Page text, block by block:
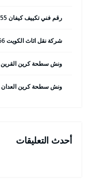
رقم فني تكييف كيفان 98025055 فني تكييف مركزي 24 ساعة
شركة نقل اثاث الكويت 50993766 هاف لوري وانيت نقل عفش
ونش سطحة كرين القرين 65557275 ونش سحب وانقاذ سيارات
ونش سطحة كرين العدان 65557275 ونش سحب وانقاذ سيارات
أحدث التعليقات